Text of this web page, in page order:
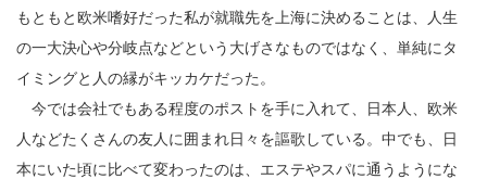
もともと欧米嗜好だった私が就職先を上海に決めることは、人生
の一大決心や分岐点などという大げさなものではなく、単純にタ
イミングと人の縁がキッカケだった。
今では会社でもある程度のポストを手に入れて、日本人、欧米
人などたくさんの友人に囲まれ日々を謳歌している。中でも、日
本にいた頃に比べて変わったのは、エステやスパに通うようにな